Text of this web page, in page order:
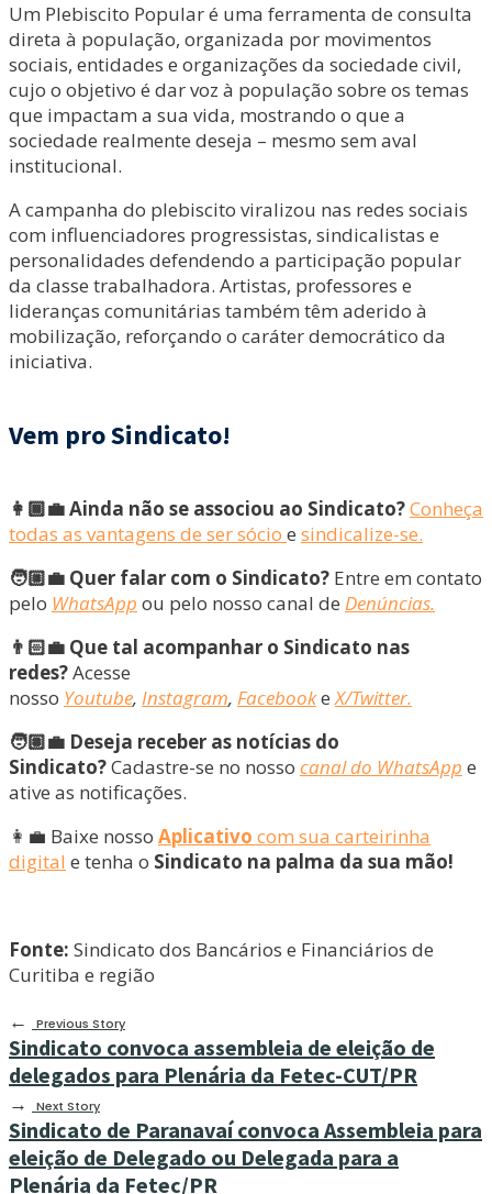
Um Plebiscito Popular é uma ferramenta de consulta
direta à população, organizada por movimentos
sociais, entidades e organizações da sociedade civil,
cujo o objetivo é dar voz à população sobre os temas
que impactam a sua vida, mostrando o que a
sociedade realmente deseja – mesmo sem aval
institucional.
A campanha do plebiscito viralizou nas redes sociais
com influenciadores progressistas, sindicalistas e
personalidades defendendo a participação popular
da classe trabalhadora. Artistas, professores e
lideranças comunitárias também têm aderido à
mobilização, reforçando o caráter democrático da
iniciativa.
Vem pro Sindicato!
👩🏾‍💼 Ainda não se associou ao Sindicato?Conheça
todas as vantagens de ser sócio e sindicalize-se.
🧑🏼‍💼 Quer falar com o Sindicato? Entre em contato
pelo WhatsApp ou pelo nosso canal de Denúncias.
👨🏻‍💼 Que tal acompanhar o Sindicato nas
redes?Acesse
nosso Youtube, Instagram, FacebookeX/Twitter.
🧑🏽‍💼 Deseja receber as notícias do
Sindicato?Cadastre-se no nosso canal do WhatsApp e
ative as notificações.
👩‍💼 Baixe nosso Aplicativo com sua carteirinha
digital e tenha o Sindicato na palma da sua mão!
Fonte: Sindicato dos Bancários e Financiários de
Curitiba e região
←
Previous Story
Sindicato convoca assembleia de eleição de
delegados para Plenária da Fetec-CUT/PR
→ Next Story
Sindicato de Paranavaí convoca Assembleia para
eleição de Delegado ou Delegada para a
Plenária da Fetec/PR